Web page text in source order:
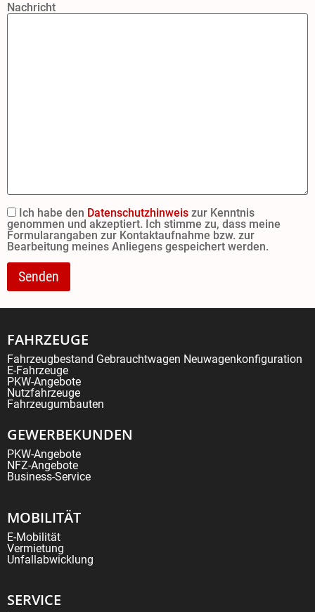
lasse
dieses
Nachricht
Ich habe den Datenschutzhinweis zur Kenntnis
genommen und akzeptiert. Ich stimme zu, dass meine
Formularangaben zur Kontaktaufnahme bzw. zur
Bearbeitung meines Anliegens gespeichert werden.
FAHRZEUGE
Fahrzeugbestand Gebrauchtwagen Neuwagenkonfiguration
E-Fahrzeuge
PKW-Angebote
Nutzfahrzeuge
Fahrzeugumbauten
GEWERBEKUNDEN
PKW-Angebote
NFZ-Angebote
Business-Service
MOBILITÄT
E-Mobilität
Vermietung
Unfallabwicklung
SERVICE